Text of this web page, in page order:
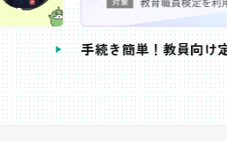
教員免許状が